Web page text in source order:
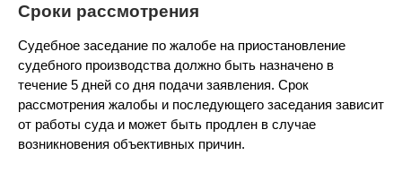
Сроки рассмотрения
Судебное заседание по жалобе на приостановление
судебного производства должно быть назначено в
течение 5 дней со дня подачи заявления. Срок
рассмотрения жалобы и последующего заседания зависит
от работы суда и может быть продлен в случае
возникновения объективных причин.